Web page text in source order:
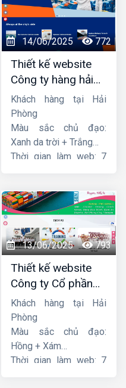
14/06/2025 772
Thiết kế website
Công ty hàng hải
liên minh
Khách hàng tại Hải
Phòng
Màu sắc chủ đạo:
Xanh da trời + Trắng
Thời gian làm web: 7
13/06/2025 793
Thiết kế website
Công ty Cổ phần
dịch vụ hàng hải
Sen
Khách hàng tại Hải
Phòng
Màu sắc chủ đạo:
Hồng + Xám
Thời gian làm web: 7